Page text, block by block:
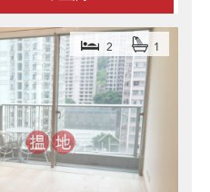
2 1